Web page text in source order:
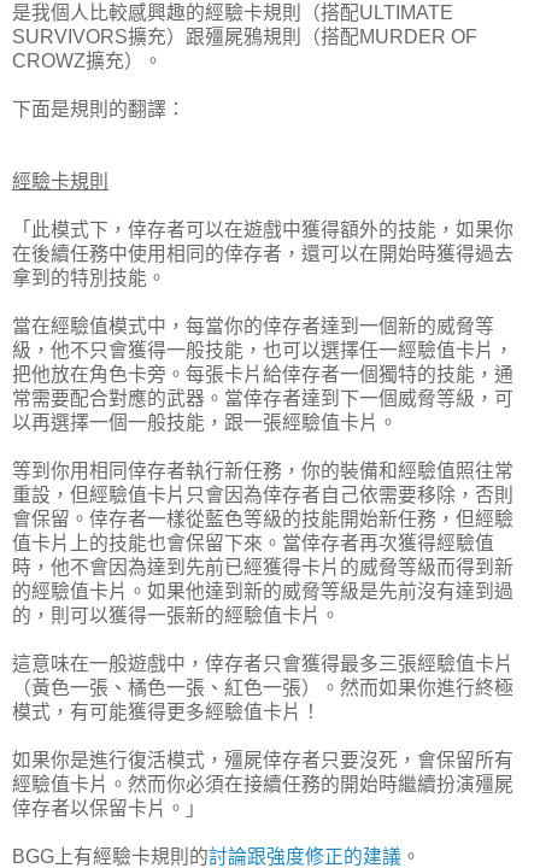
是我個人比較感興趣的經驗卡規則（搭配ULTIMATE
SURVIVORS擴充）跟殭屍鴉規則（搭配MURDER OF
CROWZ擴充）。
下面是規則的翻譯：
經驗卡規則
「此模式下，倖存者可以在遊戲中獲得額外的技能，如果你
在後續任務中使用相同的倖存者，還可以在開始時獲得過去
拿到的特別技能。
當在經驗值模式中，每當你的倖存者達到一個新的威脅等
級，他不只會獲得一般技能，也可以選擇任一經驗值卡片，
把他放在角色卡旁。每張卡片給倖存者一個獨特的技能，通
常需要配合對應的武器。當倖存者達到下一個威脅等級，可
以再選擇一個一般技能，跟一張經驗值卡片。
等到你用相同倖存者執行新任務，你的裝備和經驗值照往常
重設，但經驗值卡片只會因為倖存者自己依需要移除，否則
會保留。倖存者一樣從藍色等級的技能開始新任務，但經驗
值卡片上的技能也會保留下來。當倖存者再次獲得經驗值
時，他不會因為達到先前已經獲得卡片的威脅等級而得到新
的經驗值卡片。如果他達到新的威脅等級是先前沒有達到過
的，則可以獲得一張新的經驗值卡片。
這意味在一般遊戲中，倖存者只會獲得最多三張經驗值卡片
（黃色一張、橘色一張、紅色一張）。然而如果你進行終極
模式，有可能獲得更多經驗值卡片！
如果你是進行復活模式，殭屍倖存者只要沒死，會保留所有
經驗值卡片。然而你必須在接續任務的開始時繼續扮演殭屍
倖存者以保留卡片。」
BGG上有經驗卡規則的討論跟強度修正的建議 。